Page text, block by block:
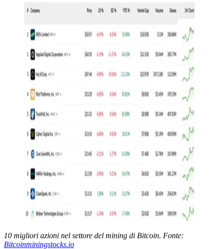
10 migliori azioni nel settore del mining di Bitcoin. Fonte:
Bitcoinminingstocks.io